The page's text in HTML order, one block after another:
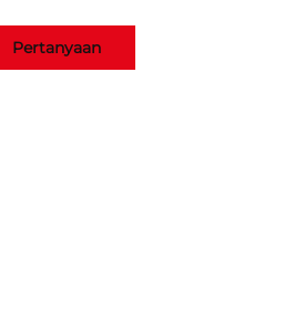
Pertanyaan